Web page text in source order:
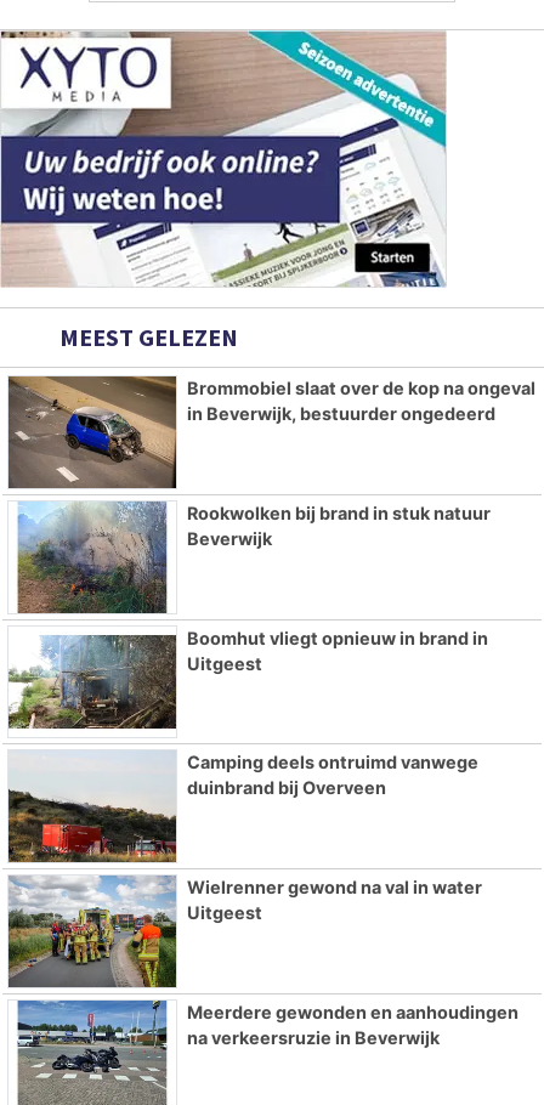
MEEST GELEZEN
Brommobiel slaat over de kop na ongeval
in Beverwijk, bestuurder ongedeerd
Rookwolken bij brand in stuk natuur
Beverwijk
Boomhut vliegt opnieuw in brand in
Uitgeest
Camping deels ontruimd vanwege
duinbrand bij Overveen
Wielrenner gewond na val in water
Uitgeest
Meerdere gewonden en aanhoudingen
na verkeersruzie in Beverwijk